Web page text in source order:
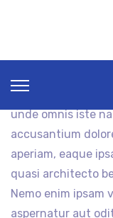
ea commodo
deserunt mollit
unde omnis iste
accusantium
aperiam, eaque
quasi architecto
Nemo enim ipsam
aspernatur aut